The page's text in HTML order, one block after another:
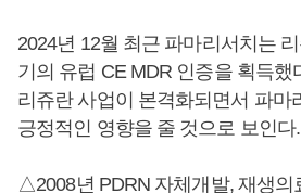
2024년 12월 최근 파마리서치는
기의 유럽 CE MDR 인증을 획득했
리쥬란 사업이 본격화되면서 파마
긍정적인 영향을 줄 것으로 보인다.
△2008년 PDRN 자체개발, 재생의